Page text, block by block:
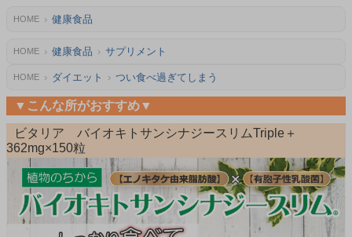
HOME 健康食品
HOME 健康食品 サプリメント
HOME ダイエット つい食べ過ぎてしまう
▼こんな所がおすすめ▼
ビタリア バイオキトサンシナジースリムTriple＋
362mg×150粒